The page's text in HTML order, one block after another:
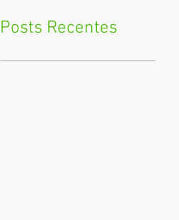
Posts Recentes